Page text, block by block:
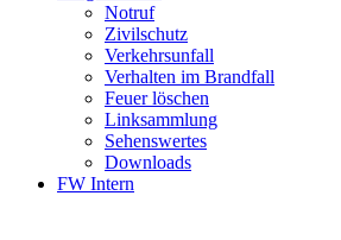
Notruf
Zivilschutz
Verkehrsunfall
Verhalten im Brandfall
Feuer löschen
Linksammlung
Sehenswertes
Downloads
FW Intern